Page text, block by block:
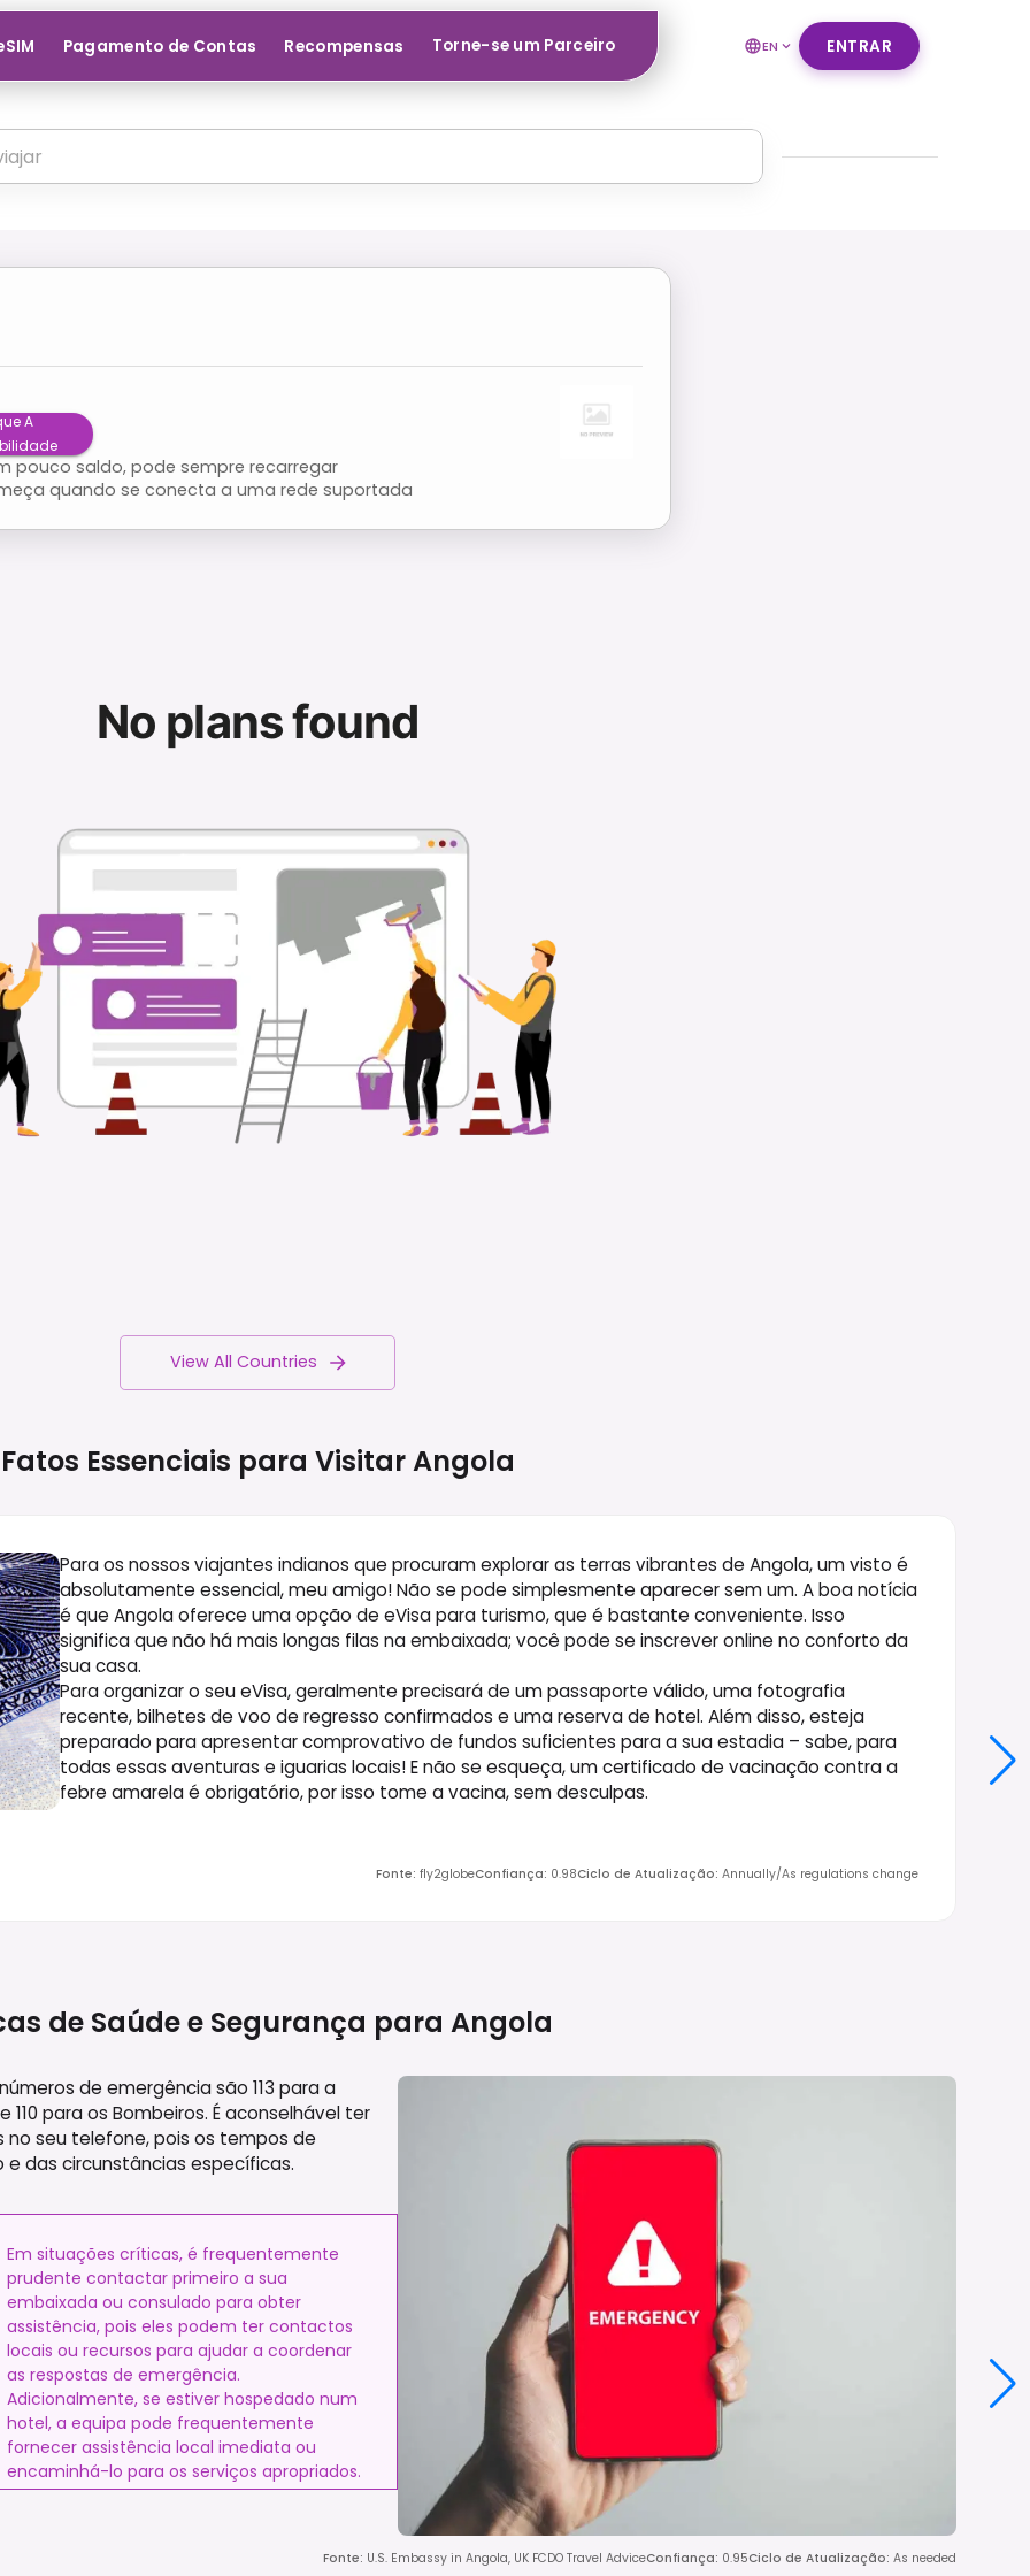
Pagamento de Contas Recompensas Torne-se um Parceiro EN ENTRAR
A
pouco saldo, pode sempre recarregar
quando se conecta a uma rede suportada
No plans found
View All Countries
Fatos Essenciais para VisitarAngola
Para os nossos viajantes indianos que procuram explorar as terras vibrantes de Angola, um visto é
absolutamente essencial, meu amigo! Não se pode simplesmente aparecer sem um. A boa notícia
é que Angola oferece uma opção de eVisa para turismo, que é bastante conveniente. Isso
significa que não há mais longas filas na embaixada; você pode se inscrever online no conforto da
sua casa.
Para organizar o seu eVisa, geralmente precisará de um passaporte válido, uma fotografia
recente, bilhetes de voo de regresso confirmados e uma reserva de hotel. Além disso, esteja
preparado para apresentar comprovativo de fundos suficientes para a sua estadia – sabe, para
todas essas aventuras e iguarias locais! E não se esqueça, um certificado de vacinação contra a
febre amarela é obrigatório, por isso tome a vacina, sem desculpas.
Fonte: fly2globeConfiança: 0.98Ciclo de Atualização: Annually/As regulations change
de Saúde e Segurança para Angola
de emergência são 113 para a
para os Bombeiros. É aconselhável ter
seu telefone, pois os tempos de
das circunstâncias específicas.
Em situações críticas, é frequentemente
prudente contactar primeiro a sua
embaixada ou consulado para obter
assistência, pois eles podem ter contactos
locais ou recursos para ajudar a coordenar
as respostas de emergência.
Adicionalmente, se estiver hospedado num
hotel, a equipa pode frequentemente
fornecer assistência local imediata ou
encaminhá-lo para os serviços apropriados.
Fonte: U.S. Embassy in Angola, UK FCDO Travel AdviceConfiança: 0.95Ciclo de Atualização: As needed